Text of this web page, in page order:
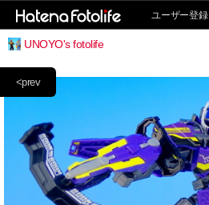
ユーザー登録
UNOYO's fotolife
<prev